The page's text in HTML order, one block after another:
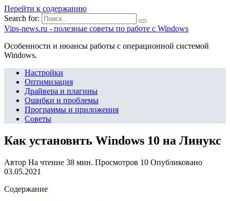
Перейти к содержанию
Search for:
Vips-news.ru - полезные советы по работе с Windows
Особенности и нюансы работы с операционной системой
Windows.
Настройки
Оптимизация
Драйвера и плагины
Ошибки и проблемы
Программы и приложения
Советы
Как установить Windows 10 на Линукс
Автор На чтение 38 мин. Просмотров 10 Опубликовано
03.05.2021
Содержание